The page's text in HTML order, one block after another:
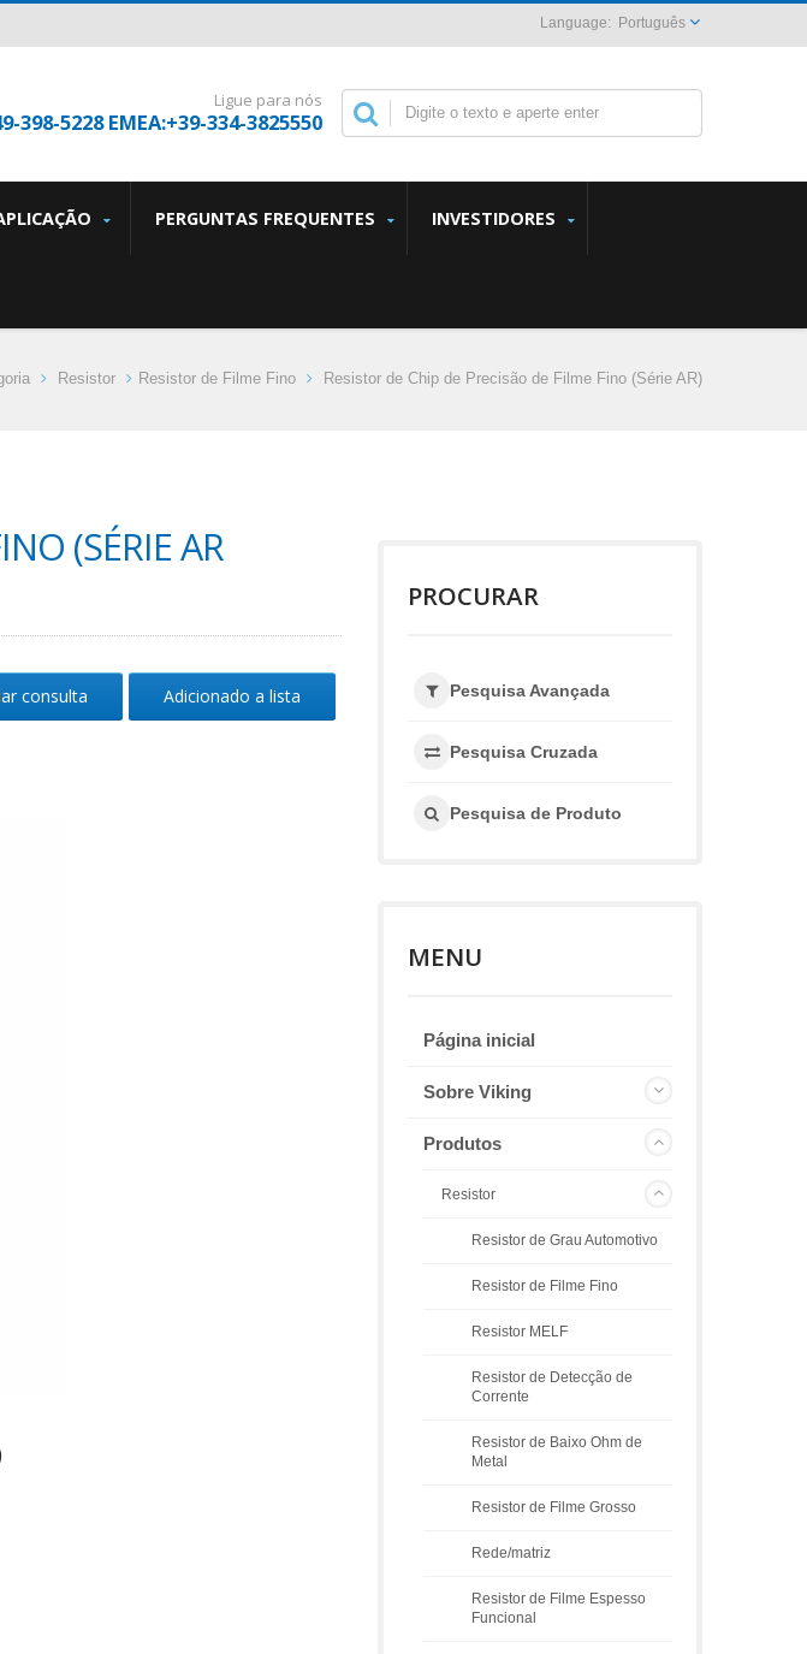
Português
Ligue para nós
398-5228 EMEA:+39-334-3825550
PERGUNTAS FREQUENTES INVESTIDORES
Resistor Resistor de Filme Fino Resistor de Chip de Precisão de Filme Fino (Série AR)
(SÉRIE AR
consulta Adicionado a lista
PROCURAR
Pesquisa Avançada
Pesquisa Cruzada
Pesquisa de Produto
MENU
Página inicial
Sobre Viking
Produtos
Resistor
Resistor de Grau Automotivo
Resistor de Filme Fino
Resistor MELF
Resistor de Detecção de
Corrente
Resistor de Baixo Ohm de
Metal
Resistor de Filme Grosso
Rede/matriz
Resistor de Filme Espesso
Funcional